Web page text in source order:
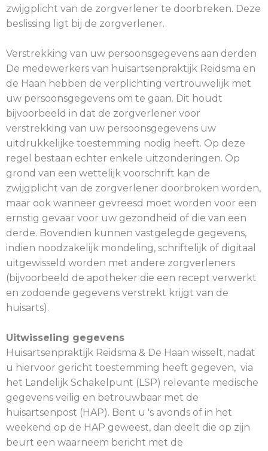
zwijgplicht van de zorgverlener te doorbreken. Deze
beslissing ligt bij de zorgverlener.
Verstrekking van uw persoonsgegevens aan derden
De medewerkers van huisartsenpraktijk Reidsma en
de Haan hebben de verplichting vertrouwelijk met
uw persoonsgegevens om te gaan. Dit houdt
bijvoorbeeld in dat de zorgverlener voor
verstrekking van uw persoonsgegevens uw
uitdrukkelijke toestemming nodig heeft. Op deze
regel bestaan echter enkele uitzonderingen. Op
grond van een wettelijk voorschrift kan de
zwijgplicht van de zorgverlener doorbroken worden,
maar ook wanneer gevreesd moet worden voor een
ernstig gevaar voor uw gezondheid of die van een
derde. Bovendien kunnen vastgelegde gegevens,
indien noodzakelijk mondeling, schriftelijk of digitaal
uitgewisseld worden met andere zorgverleners
(bijvoorbeeld de apotheker die een recept verwerkt
en zodoende gegevens verstrekt krijgt van de
huisarts).
Uitwisseling gegevens
Huisartsenpraktijk Reidsma & De Haan wisselt, nadat
u hiervoor gericht toestemming heeft gegeven, via
het Landelijk Schakelpunt (LSP) relevante medische
gegevens veilig en betrouwbaar met de
huisartsenpost (HAP). Bent u 's avonds of in het
weekend op de HAP geweest, dan deelt die op zijn
beurt een waarneem bericht met de